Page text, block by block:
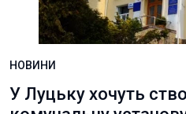
НОВИНИ
У Луцьку хочуть